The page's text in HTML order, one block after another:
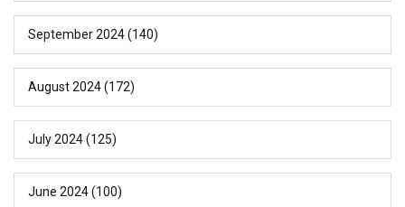
September 2024(140)
August 2024(172)
July 2024(125)
June 2024(100)